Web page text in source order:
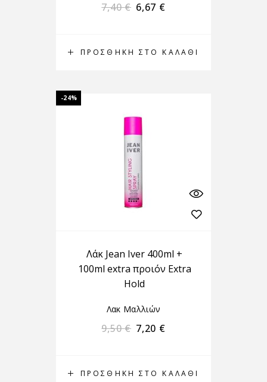
ΠΡΟΣΘΉΚΗ ΣΤΟ ΚΑΛΆΘΙ
7,40€ 6,67 €
-24%
ΠΡΟΣΘΉΚΗ ΣΤΟ ΚΑΛΆΘΙ
Λάκ Jean Iver 400ml +
100ml extra προιόν Extra
Hold
Λακ Μαλλιών
9,50€ 7,20 €